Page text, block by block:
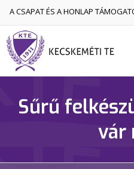
A CSAPAT ÉS A HONLAP
Sűrű
vár